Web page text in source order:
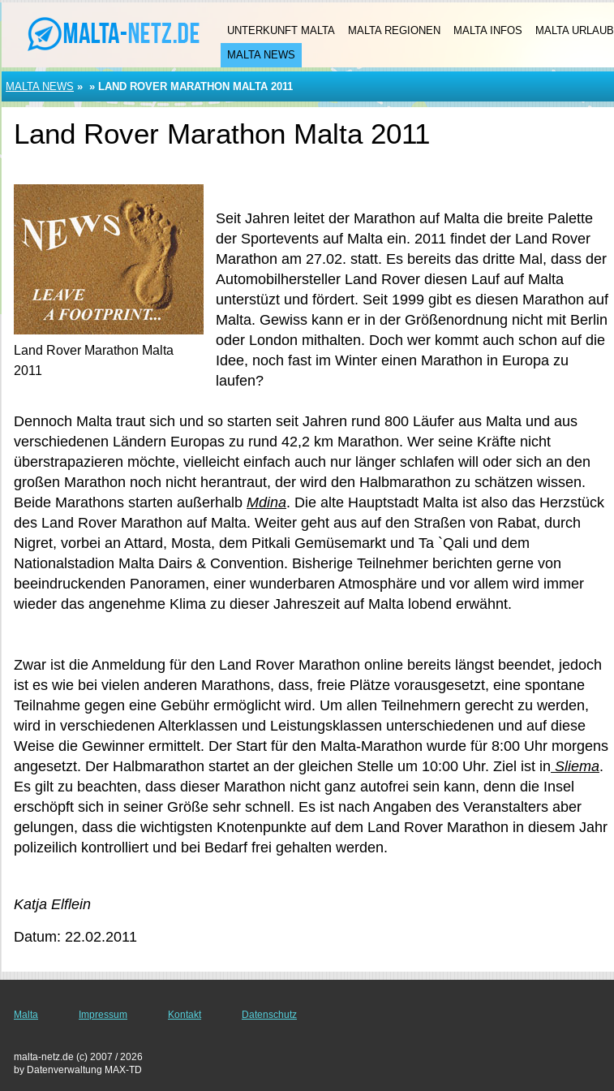
UNTERKUNFT MALTA MALTA REGIONEN MALTA INFOS
MALTA URLAUB
MALTA NEWS
MALTA NEWS » » LAND ROVER MARATHON MALTA 2011
Land Rover Marathon Malta 2011
Land Rover Marathon Malta
2011
Seit Jahren leitet der Marathon auf Malta die breite Palette
der Sportevents auf Malta ein. 2011 findet der Land Rover
Marathon am 27.02. statt. Es bereits das dritte Mal, dass der
Automobilhersteller Land Rover diesen Lauf auf Malta
unterstüzt und fördert. Seit 1999 gibt es diesen Marathon auf
Malta. Gewiss kann er in der Größenordnung nicht mit Berlin
oder London mithalten. Doch wer kommt auch schon auf die
Idee, noch fast im Winter einen Marathon in Europa zu
laufen?
Dennoch Malta traut sich und so starten seit Jahren rund 800 Läufer aus Malta und aus
verschiedenen Ländern Europas zu rund 42,2 km Marathon. Wer seine Kräfte nicht
überstrapazieren möchte, vielleicht einfach auch nur länger schlafen will oder sich an den
großen Marathon noch nicht herantraut, der wird den Halbmarathon zu schätzen wissen.
Beide Marathons starten außerhalb Mdina. Die alte Hauptstadt Malta ist also das Herzstück
des Land Rover Marathon auf Malta. Weiter geht aus auf den Straßen von Rabat, durch
Nigret, vorbei an Attard, Mosta, dem Pitkali Gemüsemarkt und Ta `Qali und dem
Nationalstadion Malta Dairs & Convention. Bisherige Teilnehmer berichten gerne von
beeindruckenden Panoramen, einer wunderbaren Atmosphäre und vor allem wird immer
wieder das angenehme Klima zu dieser Jahreszeit auf Malta lobend erwähnt.
Zwar ist die Anmeldung für den Land Rover Marathon online bereits längst beendet, jedoch
ist es wie bei vielen anderen Marathons, dass, freie Plätze vorausgesetzt, eine spontane
Teilnahme gegen eine Gebühr ermöglicht wird. Um allen Teilnehmern gerecht zu werden,
wird in verschiedenen Alterklassen und Leistungsklassen unterschiedenen und auf diese
Weise die Gewinner ermittelt. Der Start für den Malta-Marathon wurde für 8:00 Uhr morgens
angesetzt. Der Halbmarathon startet an der gleichen Stelle um 10:00 Uhr. Ziel ist in Sliema.
Es gilt zu beachten, dass dieser Marathon nicht ganz autofrei sein kann, denn die Insel
erschöpft sich in seiner Größe sehr schnell. Es ist nach Angaben des Veranstalters aber
gelungen, dass die wichtigsten Knotenpunkte auf dem Land Rover Marathon in diesem Jahr
polizeilich kontrolliert und bei Bedarf frei gehalten werden.
Katja Elflein
Datum: 22.02.2011
Malta Impressum Kontakt Datenschutz
malta-netz.de (c) 2007 / 2026
by Datenverwaltung MAX-TD